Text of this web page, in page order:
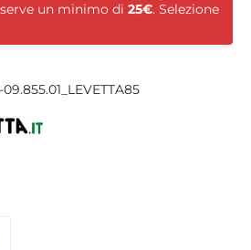
un minimo di 25€. Selezione